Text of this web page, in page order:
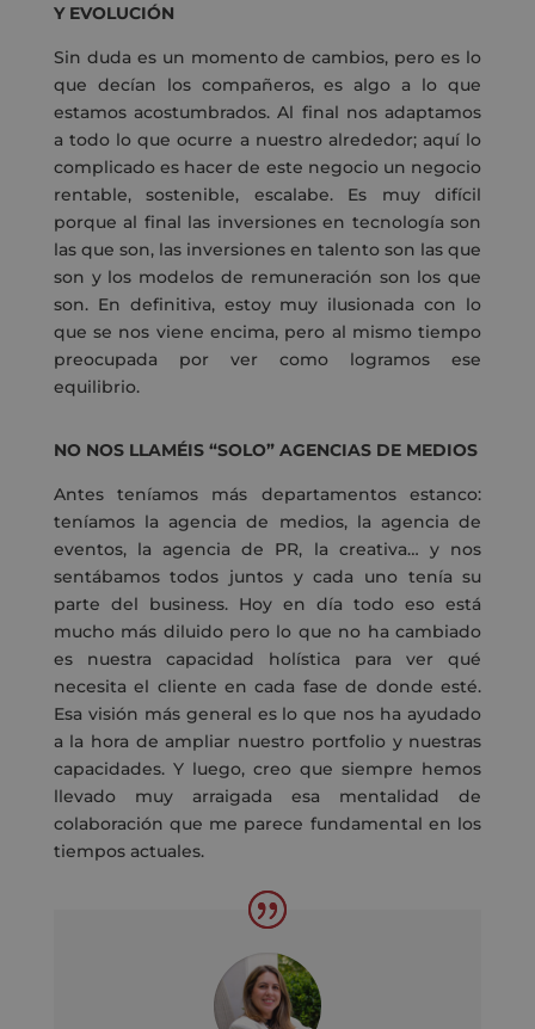
Y EVOLUCIÓN
Sin duda es un momento de cambios, pero es lo
que decían los compañeros, es algo a lo que
estamos acostumbrados. Al final nos adaptamos
a todo lo que ocurre a nuestro alrededor; aquí lo
complicado es hacer de este negocio un negocio
rentable, sostenible, escalabe. Es muy difícil
porque al final las inversiones en tecnología son
las que son, las inversiones en talento son las que
son y los modelos de remuneración son los que
son. En definitiva, estoy muy ilusionada con lo
que se nos viene encima, pero al mismo tiempo
preocupada por ver como logramos ese
equilibrio.
NO NOS LLAMÉIS “SOLO” AGENCIAS DE MEDIOS
Antes teníamos más departamentos estanco:
teníamos la agencia de medios, la agencia de
eventos, la agencia de PR, la creativa… y nos
sentábamos todos juntos y cada uno tenía su
parte del business. Hoy en día todo eso está
mucho más diluido pero lo que no ha cambiado
es nuestra capacidad holística para ver qué
necesita el cliente en cada fase de donde esté.
Esa visión más general es lo que nos ha ayudado
a la hora de ampliar nuestro portfolio y nuestras
capacidades. Y luego, creo que siempre hemos
llevado muy arraigada esa mentalidad de
colaboración que me parece fundamental en los
tiempos actuales.